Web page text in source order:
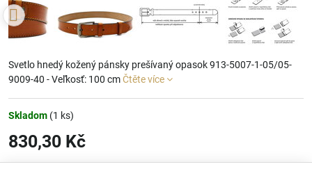
Svetlo hnedý kožený pánsky prešívaný opasok 913-5007-1-05/05-
9009-40 - Veľkosť: 100 cmČtěte více
Skladom (1 ks)
830,30 Kč